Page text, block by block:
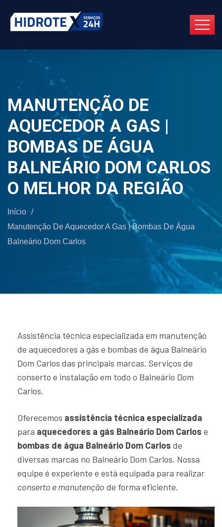
MANUTENÇÃO DE
AQUECEDOR A GAS |
BOMBAS DE ÁGUA
BALNEÁRIO DOM CARLOS
O MELHOR DA REGIÃO
Início /
Manutenção De Aquecedor A Gas | Bombas De Água
Balneário Dom Carlos
Assistência técnica especializada em manutenção
de aquecedores a gás e bombas de água Balneário
Dom Carlos das principais marcas. Serviços de
conserto e instalação em todo o Balneário Dom
Carlos.
Oferecemos assistência técnica especializada
para aquecedores a gás Balneário Dom Carlos e
bombas de água Balneário Dom Carlos de
diversas marcas no Balneário Dom Carlos. Nossa
equipe é experiente e está equipada para realizar
conserto e manutenção de forma eficiente.